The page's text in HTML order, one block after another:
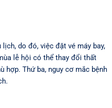
do đó, việc đặt vé máy bay,
lễ hội có thể thay đổi thất
hợp. Thứ ba, nguy cơ mắc bệnh